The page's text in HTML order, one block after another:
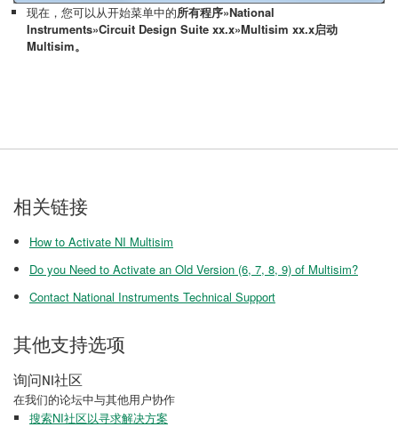
现在，您可以从开始菜单中的所有程序»National
Instruments»Circuit Design Suite xx.x»Multisim xx.x启动
Multisim。
相关链接
How to Activate NI Multisim
Do you Need to Activate an Old Version (6, 7, 8, 9) of Multisim?
Contact National Instruments Technical Support
其他支持选项
询问NI社区
在我们的论坛中与其他用户协作
搜索NI社区以寻求解决方案